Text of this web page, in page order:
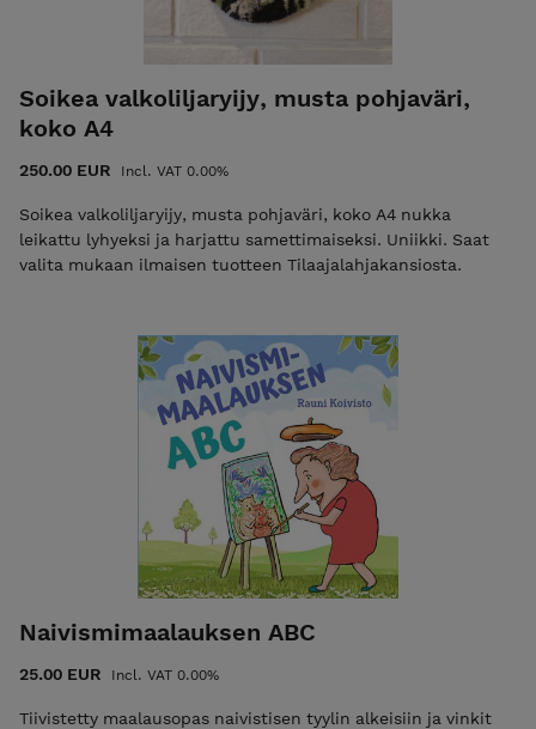
Soikea valkoliljaryijy, musta pohjaväri,
koko A4
250.00 EUR Incl. VAT 0.00%
Soikea valkoliljaryijy, musta pohjaväri, koko A4 nukka
leikattu lyhyeksi ja harjattu samettimaiseksi. Uniikki. Saat
valita mukaan ilmaisen tuotteen Tilaajalahjakansiosta.
Naivismimaalauksen ABC
25.00 EUR Incl. VAT 0.00%
Tiivistetty maalausopas naivistisen tyylin alkeisiin ja vinkit